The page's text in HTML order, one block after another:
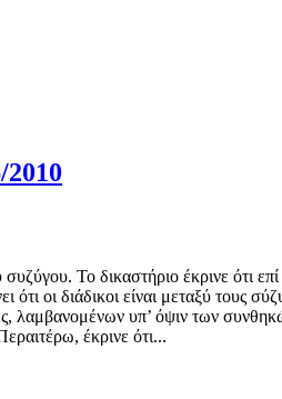
2010
Το δικαστήριο έκρινε ότι
οι διάδικοι είναι μεταξύ τους
λαμβανομένων υπ’ όψιν των
έκρινε ότι...